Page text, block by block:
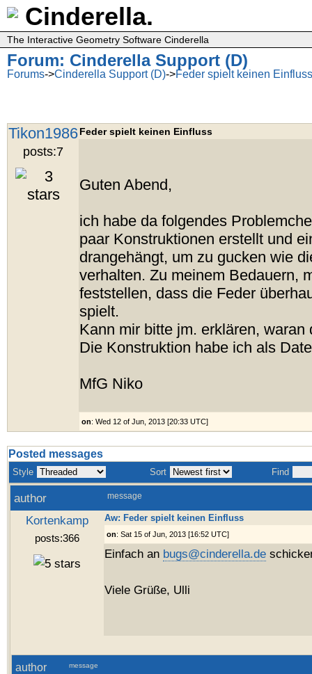
Cinderella.
The Interactive Geometry Software Cinderella
Forum: Cinderella Support (D)
Forums->Cinderella Support (D)->Feder spielt keinen Einfluss
Tikon1986
posts:7
Feder spielt keinen Einfluss
Guten Abend,
ich habe da folgendes
paar Konstruktionen erstellt und
drangehängt, um zu gucken wie
verhalten. Zu meinem Bedauern,
feststellen, dass die Feder
spielt.
Kann mir bitte jm. erklären, waran
Die Konstruktion habe ich als
MfG Niko
on: Wed 12 of Jun, 2013 [20:33 UTC]
Posted messages
Style Sort Find
author message
Kortenkamp
posts:366
Aw: Feder spielt keinen Einfluss
on: Sat 15 of Jun, 2013 [16:52 UTC]
Einfach an bugs@cinderella.de
Viele Grüße, Ulli
author message